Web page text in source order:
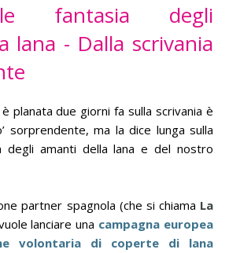
fantasia degli
lana - Dalla scrivania
planata due giorni fa sulla scrivania è
sorprendente, ma la dice lunga sulla
degli amanti della lana e del nostro
partner spagnola (che si chiama La
lanciare una campagna europea
volontaria di coperte di lana